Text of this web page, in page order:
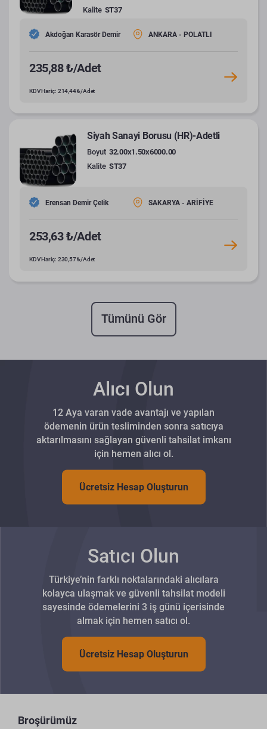
Kalite ST37
Akdoğan Karasör Demir ANKARA - POLATLI
235,88 ₺/Adet
KDV Hariç: 214,44 ₺/Adet
Siyah Sanayi Borusu (HR)-Adetli
Boyut 32.00x1.50x6000.00
Kalite ST37
Erensan Demir Çelik SAKARYA - ARİFİYE
253,63 ₺/Adet
KDV Hariç: 230,57 ₺/Adet
Tümünü Gör
Alıcı Olun
12 Aya varan vade avantajı ve yapılan
ödemenin ürün tesliminden sonra satıcıya
aktarılmasını sağlayan güvenli tahsilat imkanı
için hemen alıcı ol.
Ücretsiz Hesap Oluşturun
Satıcı Olun
Türkiye’nin farklı noktalarındaki alıcılara
kolayca ulaşmak ve güvenli tahsilat modeli
sayesinde ödemelerini 3 iş günü içerisinde
almak için hemen satıcı ol.
Ücretsiz Hesap Oluşturun
Broşürümüz